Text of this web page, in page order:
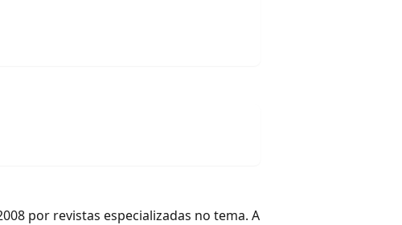
por revistas especializadas no tema. A